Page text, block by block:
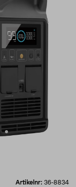
Artikelnr: 36-8834